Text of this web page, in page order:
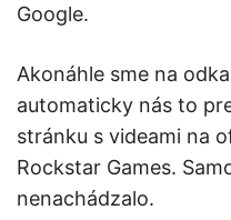
Google.
Akonáhle sme na
automaticky nás to
stránku s videami na
Rockstar Games.
nenachádzalo.